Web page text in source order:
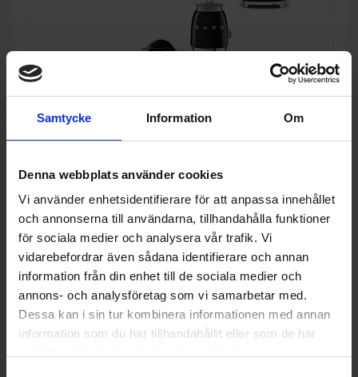
Samtycke Information Om
Denna webbplats använder cookies
Vi använder enhetsidentifierare för att anpassa innehållet
och annonserna till användarna, tillhandahålla funktioner
för sociala medier och analysera vår trafik. Vi
vidarebefordrar även sådana identifierare och annan
information från din enhet till de sociala medier och
annons- och analysföretag som vi samarbetar med.
Dessa kan i sin tur kombinera informationen med annan
information som du har tillhandahållit eller som de har
Paket
7 490:-
KÖP